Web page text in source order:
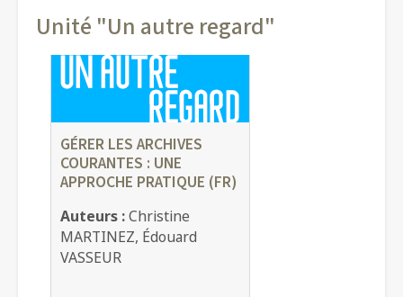
Unité "Un autre regard"
GÉRER LES ARCHIVES
COURANTES : UNE
APPROCHE PRATIQUE (FR)
Auteurs :Christine
MARTINEZ, Édouard
VASSEUR